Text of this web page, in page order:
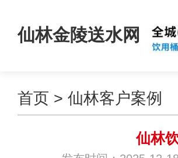
仙林金陵送水网
首页 > 仙林客户案例
仙林